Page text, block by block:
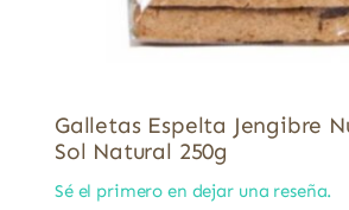
Galletas Espelta Jengibre
Sol Natural 250g
Sé el primero en dejar una reseña.